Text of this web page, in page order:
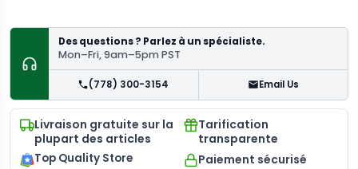
Des questions ? Parlez à un spécialiste.
Mon–Fri, 9am–5pm PST
(778) 300-3154 Email Us
Livraison gratuite sur la
plupart des articles
Tarification
transparente
Top Quality Store Paiement sécurisé